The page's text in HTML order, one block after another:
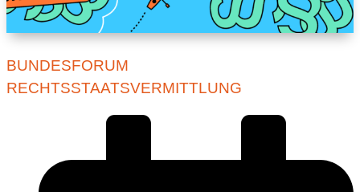
BUNDESFORUM
RECHTSSTAATSVERMITTLUNG